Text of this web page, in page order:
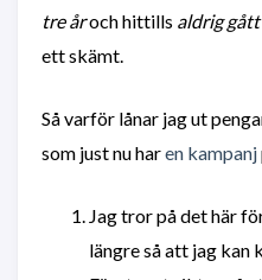
tre åroch hittills aldrig
ett skämt.
Så varför lånar jag ut
som just nu haren kampanj
Jag tror på det här
längre så att jag kan